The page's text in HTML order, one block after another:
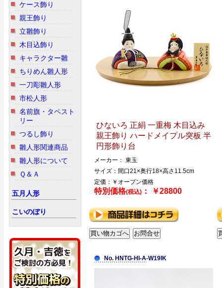
ケース飾り
親王飾り
立雛飾り
木目込飾り
キャラクター雛
ちりめん雛人形
一刀彫雛人形
市松人形
名前旗・タペスト
リー
つるし飾り
雛人形関連商品
雛人形について
Ｑ＆Ａ
五月人形
こいのぼり
ひないろ 正絹 一重梅 木目込み
親王飾り ハードメイプル突板 半
円形飾り台
メーカー： 東玉
サイズ：間口21×奥行18×高さ11.5cm
定価：￥オープン価格
特別価格(税込)： ￥28800
No. HNTG-HI-A-W19IK